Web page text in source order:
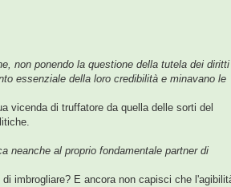
non ponendo la questione della tutela dei diritti
essenziale della loro credibilità e minavano le
vicenda di truffatore da quella delle sorti del
neanche al proprio fondamentale partner di
imbrogliare? E ancora non capisci che